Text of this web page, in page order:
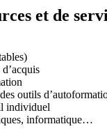
et de
outils
individuel
informatique…